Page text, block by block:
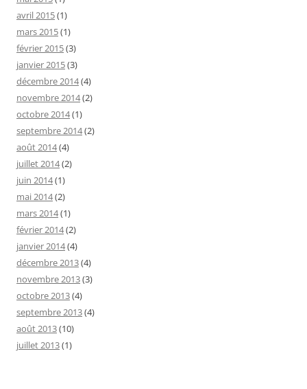
avril 2015(1)
mars 2015(1)
février 2015(3)
janvier 2015(3)
décembre 2014(4)
novembre 2014(2)
octobre 2014(1)
septembre 2014(2)
août 2014(4)
juillet 2014(2)
juin 2014(1)
mai 2014(2)
mars 2014(1)
février 2014(2)
janvier 2014(4)
décembre 2013(4)
novembre 2013(3)
octobre 2013(4)
septembre 2013(4)
août 2013(10)
juillet 2013(1)